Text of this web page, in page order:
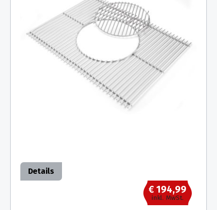
Details
€ 194,99
inkl. MwSt.